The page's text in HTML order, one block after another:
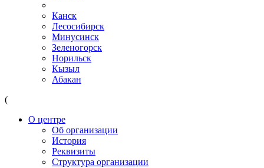
Канск
Лесосибирск
Минусинск
Зеленогорск
Норильск
Кызыл
Абакан
(
О центре
Об организации
История
Реквизиты
Структура организации